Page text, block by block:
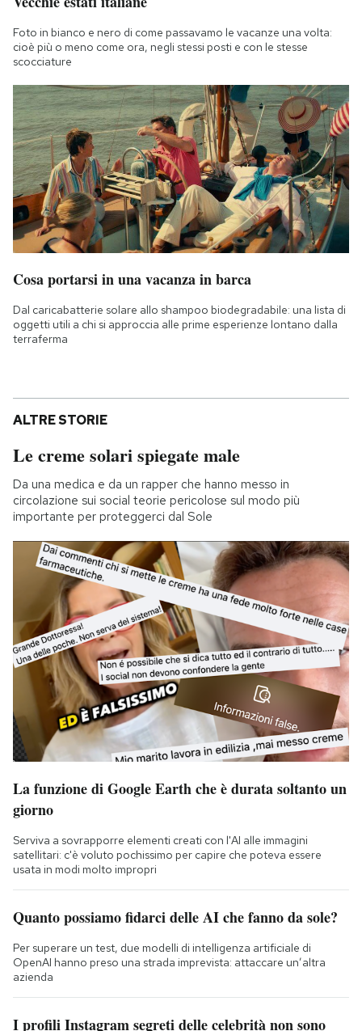
Foto in bianco e nero di come passavamo le vacanze una volta:
cioè più o meno come ora, negli stessi posti e con le stesse
scocciature
Cosa portarsi in una vacanza in barca
Dal caricabatterie solare allo shampoo biodegradabile: una lista di
oggetti utili a chi si approccia alle prime esperienze lontano dalla
terraferma
ALTRE STORIE
Le creme solari spiegate male
Da una medica e da un rapper che hanno messo in
circolazione sui social teorie pericolose sul modo più
importante per proteggerci dal Sole
La funzione di Google Earth che è durata soltanto un
giorno
Serviva a sovrapporre elementi creati con l'AI alle immagini
satellitari: c'è voluto pochissimo per capire che poteva essere
usata in modi molto impropri
Quanto possiamo fidarci delle AI che fanno da sole?
Per superare un test, due modelli di intelligenza artificiale di
OpenAI hanno preso una strada imprevista: attaccare un’altra
azienda
I profili Instagram segreti delle celebrità non sono